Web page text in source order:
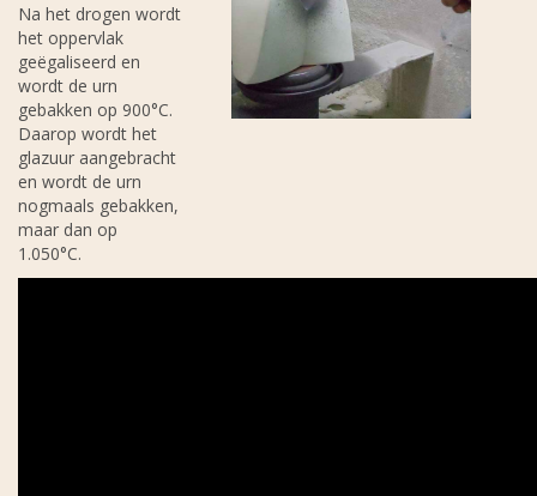
Na het drogen wordt
het oppervlak
geëgaliseerd en
wordt de urn
gebakken op 900°C.
Daarop wordt het
glazuur aangebracht
en wordt de urn
nogmaals gebakken,
maar dan op
1.050°C.